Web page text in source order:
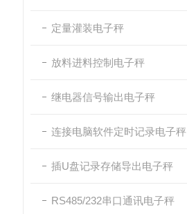
定量灌装电子秤
放料进料控制电子秤
继电器信号输出电子秤
连接电脑软件定时记录电子秤
插U盘记录存储导出电子秤
RS485/232串口通讯电子秤